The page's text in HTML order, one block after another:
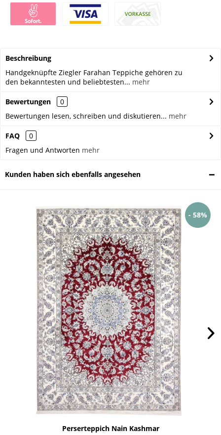
Beschreibung
Handgeknüpfte Ziegler Farahan Teppiche gehören zu
den bekanntesten und beliebtesten... mehr
Bewertungen
0
Bewertungen lesen, schreiben und diskutieren... mehr
FAQ
0
Fragen und Antworten mehr
Kunden haben sich ebenfalls angesehen
- 58%
Perserteppich Nain Kashmar